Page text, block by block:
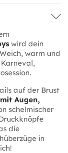
wird dein
warm und
auf der Brust
Augen,
schelmischer
die
in